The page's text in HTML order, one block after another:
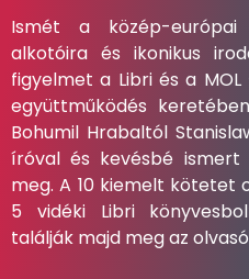
Ismét a közép-európai
alkotóira és ikonikus
figyelmet a Libri és a
együttműködés
Bohumil Hrabaltól
íróval és kevésbé ismert
meg. A 10 kiemelt kötetet
5 vidéki Libri
találják majd meg az